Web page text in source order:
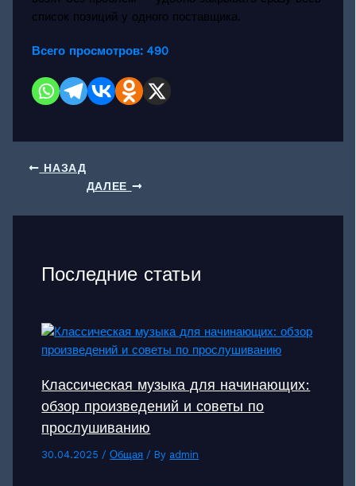
список позиций у одного поставщика.
Всего просмотров: 490
НАЗАД
ДАЛЕЕ
Последние статьи
Классическая музыка для начинающих:
обзор произведений и советы по
прослушиванию
30.04.2025/Общая / By admin